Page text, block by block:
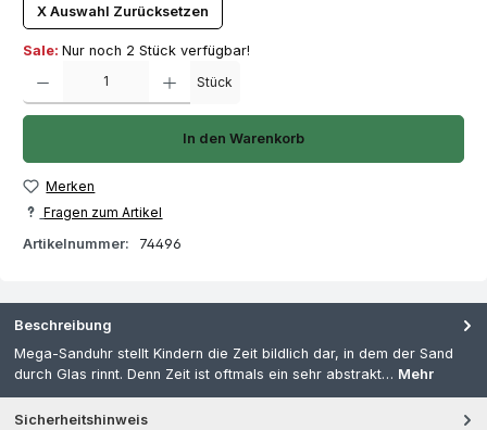
X Auswahl Zurücksetzen
Sale: Nur noch 2 Stück verfügbar!
Stück
In den Warenkorb
Merken
Fragen zum Artikel
Artikelnummer:
74496
Beschreibung
Mega-Sanduhr stellt Kindern die Zeit bildlich dar, in dem der Sand
durch Glas rinnt. Denn Zeit ist oftmals ein sehr abstrakt… Mehr
Sicherheitshinweis